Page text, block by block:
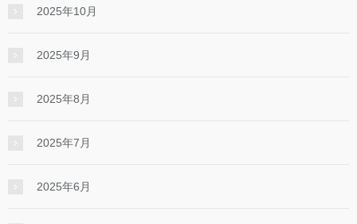
2025年10月
2025年9月
2025年8月
2025年7月
2025年6月